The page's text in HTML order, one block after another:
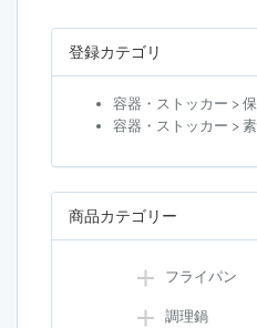
登録カテゴリ
容器・ストッカー >
容器・ストッカー >
商品カテゴリー
フライパン
調理鍋